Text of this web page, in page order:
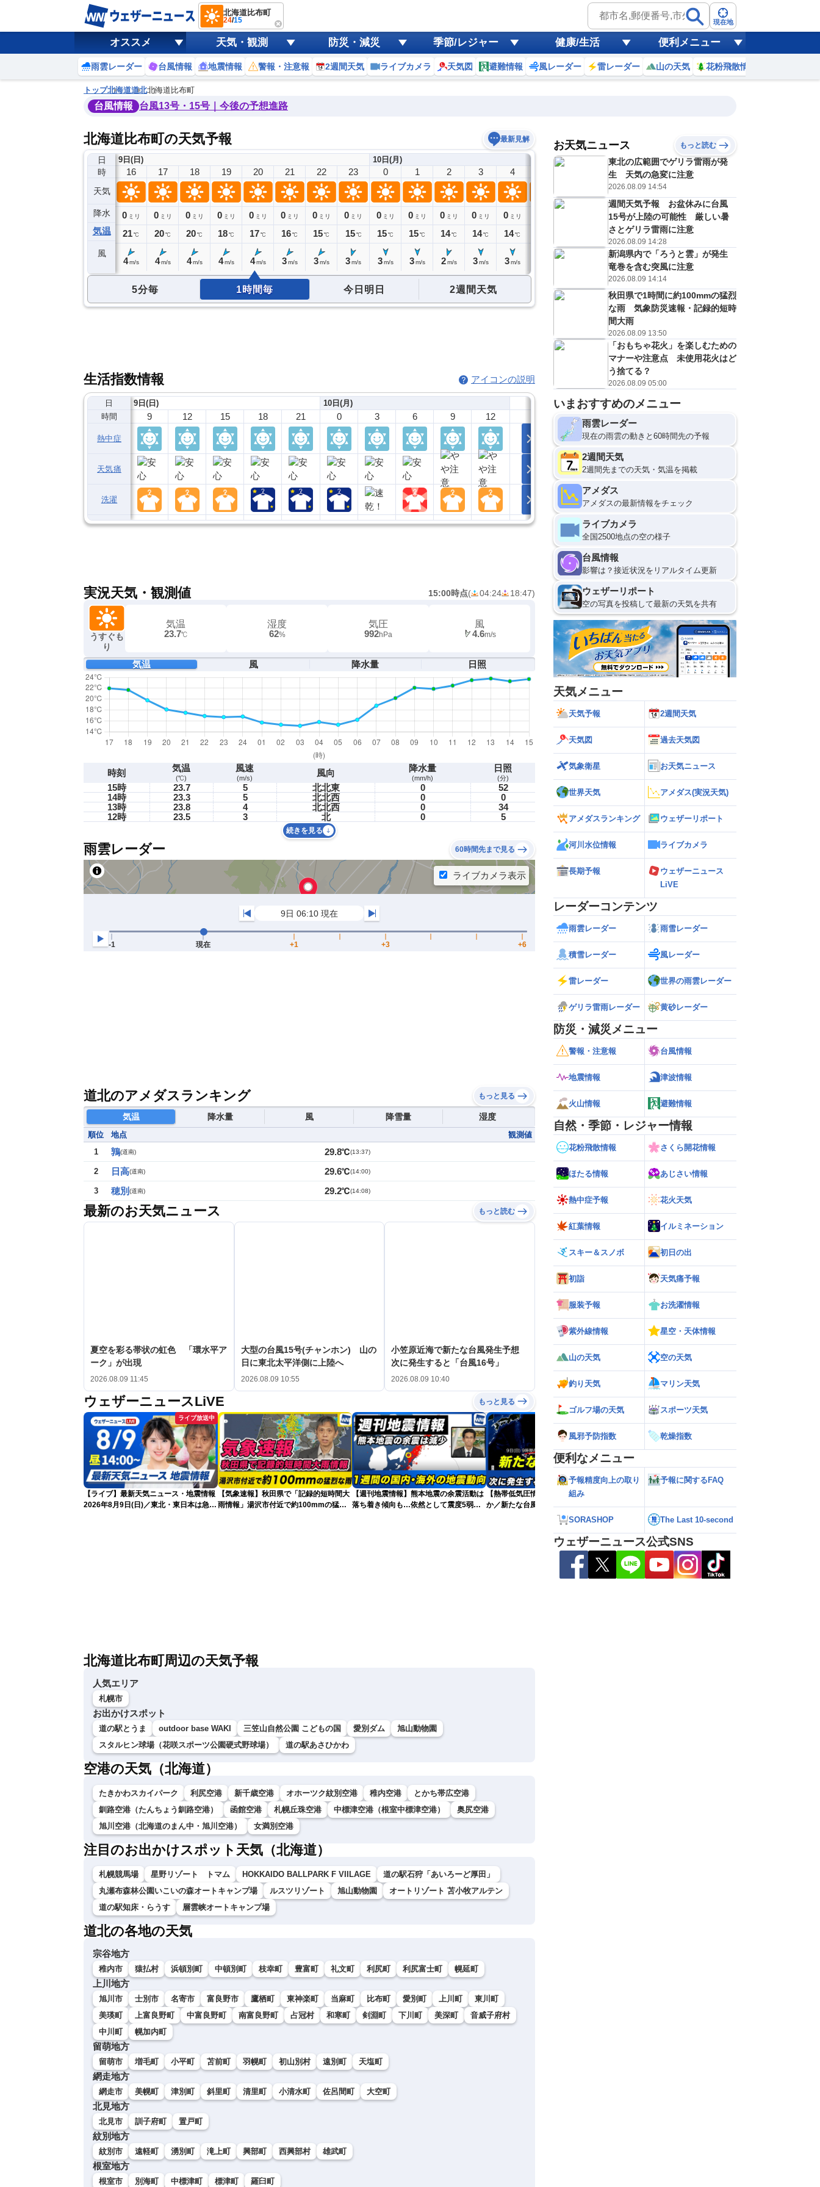
北海道比布町
24/15 現在地
オススメ 天気・観測 防災・減災 季節/レジャー 健康/生活 便利メニュー
雨雲レーダー 台風情報 地震情報 警報・注意報 2週間天気 ライブカメラ 天気図 避難情報 風レーダー 雷レーダー 山の天気 花粉飛散情報
トップ北海道道北北海道比布町
台風情報 台風13号・15号｜今後の予想進路
北海道比布町の天気予報 最新見解
日
時
天気
降水
気温
風
9日(日)
15
0ミリ
23℃
16
0 ミリ
21℃
4 m/s
17
0 ミリ
20℃
4 m/s
18
0 ミリ
20℃
4 m/s
19
0 ミリ
18℃
4 m/s
20
0 ミリ
17℃
4 m/s
21
0 ミリ
16℃
3 m/s
22
0 ミリ
15℃
3 m/s
23
0 ミリ
15 ℃
3m/s
10日(月)
0
0 ミリ
15℃
3 m/s
1
0 ミリ
15℃
3 m/s
2
0 ミリ
14℃
2 m/s
3
0 ミリ
14℃
3 m/s
4
0 ミリ
14℃
3 m/s
7
ミリ
℃
m/s
8
0 ミリ
19 ℃
4 m/s
9
0ミリ
21℃
4 m/s
0ミリ
4
0
5
5分毎 1時間毎 今日明日 2週間天気
生活指数情報 アイコンの説明
日
時間
熱中症
天気痛
洗濯
9日(日)
9 12 15 18 21
10日(月)
0 3 6 9 12
実況天気・観測値 15:00時点( 04:24 18:47)
うすぐも
り
気温
23.7℃
湿度
62%
気圧
992hPa
風
4.6m/s
気温 風 降水量 日照
時刻 気温
(℃)
風速
(m/s) 風向 降水量
(mm/h)
日照
(分)
15時 23.7 5 北北東 0
52
14時
23.3 5 北北西 0
0
13時
23.8 4 北北西 0
34
12時
23.5 3 北 0 5
続きを見る
雨雲レーダー 60時間先まで見る
道北のアメダスランキング もっと見る
気温 降水量 風 降雪量 湿度
順位 地点
観測値
1
鶉(道南) 29.8℃(13:37)
2 日高(道南) 29.6℃(14:00)
3 穂別 (道南) 29.2℃(14:08)
最新のお天気ニュース もっと読む
夏空を彩る帯状の虹色 「環水平ア
ーク」が出現
2026.08.09 11:45
大型の台風15号(チャンホン) 山の
日に東北太平洋側に上陸へ
2026.08.09 10:55
小笠原近海で新たな台風発生予想
次に発生すると「台風16号」
2026.08.09 10:40
ウェザーニュースLiVE もっと見る
ライブ放送中
【ライブ】最新天気ニュース・地震情報
2026年8月9日(日)／東北・東日本は急な
【気象速報】秋田県で「記録的短時間大
雨情報」湯沢市付近で約100mmの猛烈
【週刊地震情報】熊本地震の余震活動は
落ち着き傾向も…依然として震度5弱警
【熱帯低気圧情報 2026】台風16号発生
か／新たな台風発生予想 今後の進路と日
本への影響は？(9日 12時更新)
北海道比布町周辺の天気予報
人気エリア
札幌市
お出かけスポット
道の駅とうま outdoor base WAKI 三笠山自然公園 こどもの国 愛別ダム
旭山動物園
スタルヒン球場（花咲スポーツ公園硬式野球場）
道の駅あさひかわ
空港の天気（北海道）
たきかわスカイパーク 利尻空港 新千歳空港 オホーツク紋別空港 稚内空港
とかち帯広空港
釧路空港（たんちょう釧路空港）
函館空港 札幌丘珠空港 中標津空港（根室中標津空港）
奥尻空港
旭川空港（北海道のまん中・旭川空港）
女満別空港
注目のお出かけスポット天気（北海道）
札幌競馬場 星野リゾート トマム HOKKAIDO BALLPARK F VIILAGE
道の駅石狩「あいろーど厚田」
丸瀬布森林公園いこいの森オートキャンプ場
ルスツリゾート 旭山動物園
オートリゾート 苫小牧アルテン
道の駅知床・らうす
層雲峡オートキャンプ場
道北の各地の天気
宗谷地方
稚内市 猿払村 浜頓別町 中頓別町 枝幸町 豊富町 礼文町 利尻町 利尻富士町 幌延町
上川地方
旭川市 士別市 名寄市 富良野市 鷹栖町 東神楽町 当麻町 比布町 愛別町 上川町
東川町
美瑛町
上富良野町 中富良野町 南富良野町 占冠村 和寒町 剣淵町 下川町 美深町
音威子府村
中川町
幌加内町
留萌地方
留萌市 増毛町 小平町 苫前町 羽幌町 初山別村 遠別町 天塩町
網走地方
網走市 美幌町 津別町 斜里町 清里町 小清水町 佐呂間町 大空町
北見地方
北見市 訓子府町 置戸町
紋別地方
紋別市 遠軽町 湧別町 滝上町 興部町 西興部村 雄武町
根室地方
根室市 別海町 中標津町 標津町 羅臼町
お天気ニュース もっと読む
東北の広範囲でゲリラ雷雨が発
生 天気の急変に注意
2026.08.09 14:54
週間天気予報 お盆休みに台風
15号が上陸の可能性 厳しい暑
さとゲリラ雷雨に注意
2026.08.09 14:28
新潟県内で「ろうと雲」が発生
竜巻を含む突風に注意
2026.08.09 14:14
秋田県で1時間に約100mmの猛烈
な雨 気象防災速報・記録的短時
間大雨
2026.08.09 13:50
「おもちゃ花火」を楽しむための
マナーや注意点 未使用花火はど
う捨てる？
2026.08.09 05:00
いまおすすめのメニュー
雨雲レーダー
現在の雨雲の動きと60時間先の予報
2週間天気
2週間先までの天気・気温を掲載
アメダス
アメダスの最新情報をチェック
ライブカメラ
全国2500地点の空の様子
台風情報
影響は？接近状況をリアルタイム更新
ウェザーリポート
空の写真を投稿して最新の天気を共有
天気メニュー
天気予報 2週間天気
天気図 過去天気図
気象衛星 お天気ニュース
世界天気 アメダス(実況天気)
アメダスランキング ウェザーリポート
河川水位情報 ライブカメラ
長期予報
ウェザーニュース
LiVE
レーダーコンテンツ
雨雲レーダー 雨雪レーダー
積雪レーダー 風レーダー
雷レーダー 世界の雨雲レーダー
ゲリラ雷雨レーダー 黄砂レーダー
防災・減災メニュー
警報・注意報 台風情報
地震情報 津波情報
火山情報 避難情報
自然・季節・レジャー情報
花粉飛散情報 さくら開花情報
ほたる情報 あじさい情報
熱中症予報 花火天気
紅葉情報 イルミネーション
スキー＆スノボ 初日の出
初詣 天気痛予報
服装予報 お洗濯情報
紫外線情報 星空・天体情報
山の天気 空の天気
釣り天気 マリン天気
ゴルフ場の天気 スポーツ天気
風邪予防指数 乾燥指数
便利なメニュー
予報精度向上の取り
組み
予報に関するFAQ
SORASHOP The Last 10-second
ウェザーニュース公式SNS